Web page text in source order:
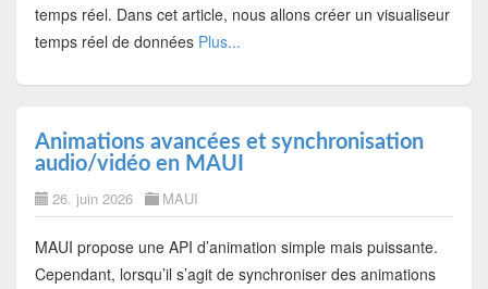
temps réel. Dans cet article, nous allons créer un visualiseur
temps réel de données Plus...
Animations avancées et synchronisation
audio/vidéo en MAUI
26. juin 2026 MAUI
MAUI propose une API d’animation simple mais puissante.
Cependant, lorsqu’il s’agit de synchroniser des animations